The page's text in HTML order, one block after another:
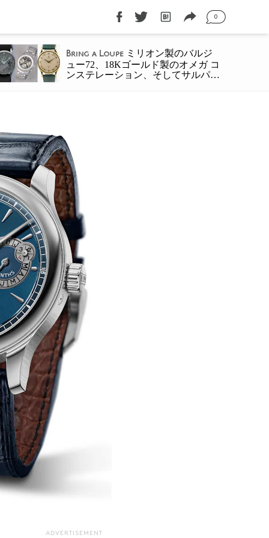
0
Bring a Loupeミリオン製のバルジ
ュー72、18Kゴールド製のオメガ コ
ンステレーション、そしてサルパネ
ADVERTISEMENT